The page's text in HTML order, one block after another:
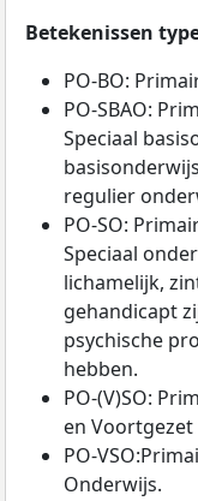
Betekenissen
PO-BO:
PO-SBAO:
Speciaal
regulier
PO-SO:
Speciaal
lichamelijk,
gehandicapt
psychische
hebben.
PO-(V)SO:
en
PO-
Onderwijs.